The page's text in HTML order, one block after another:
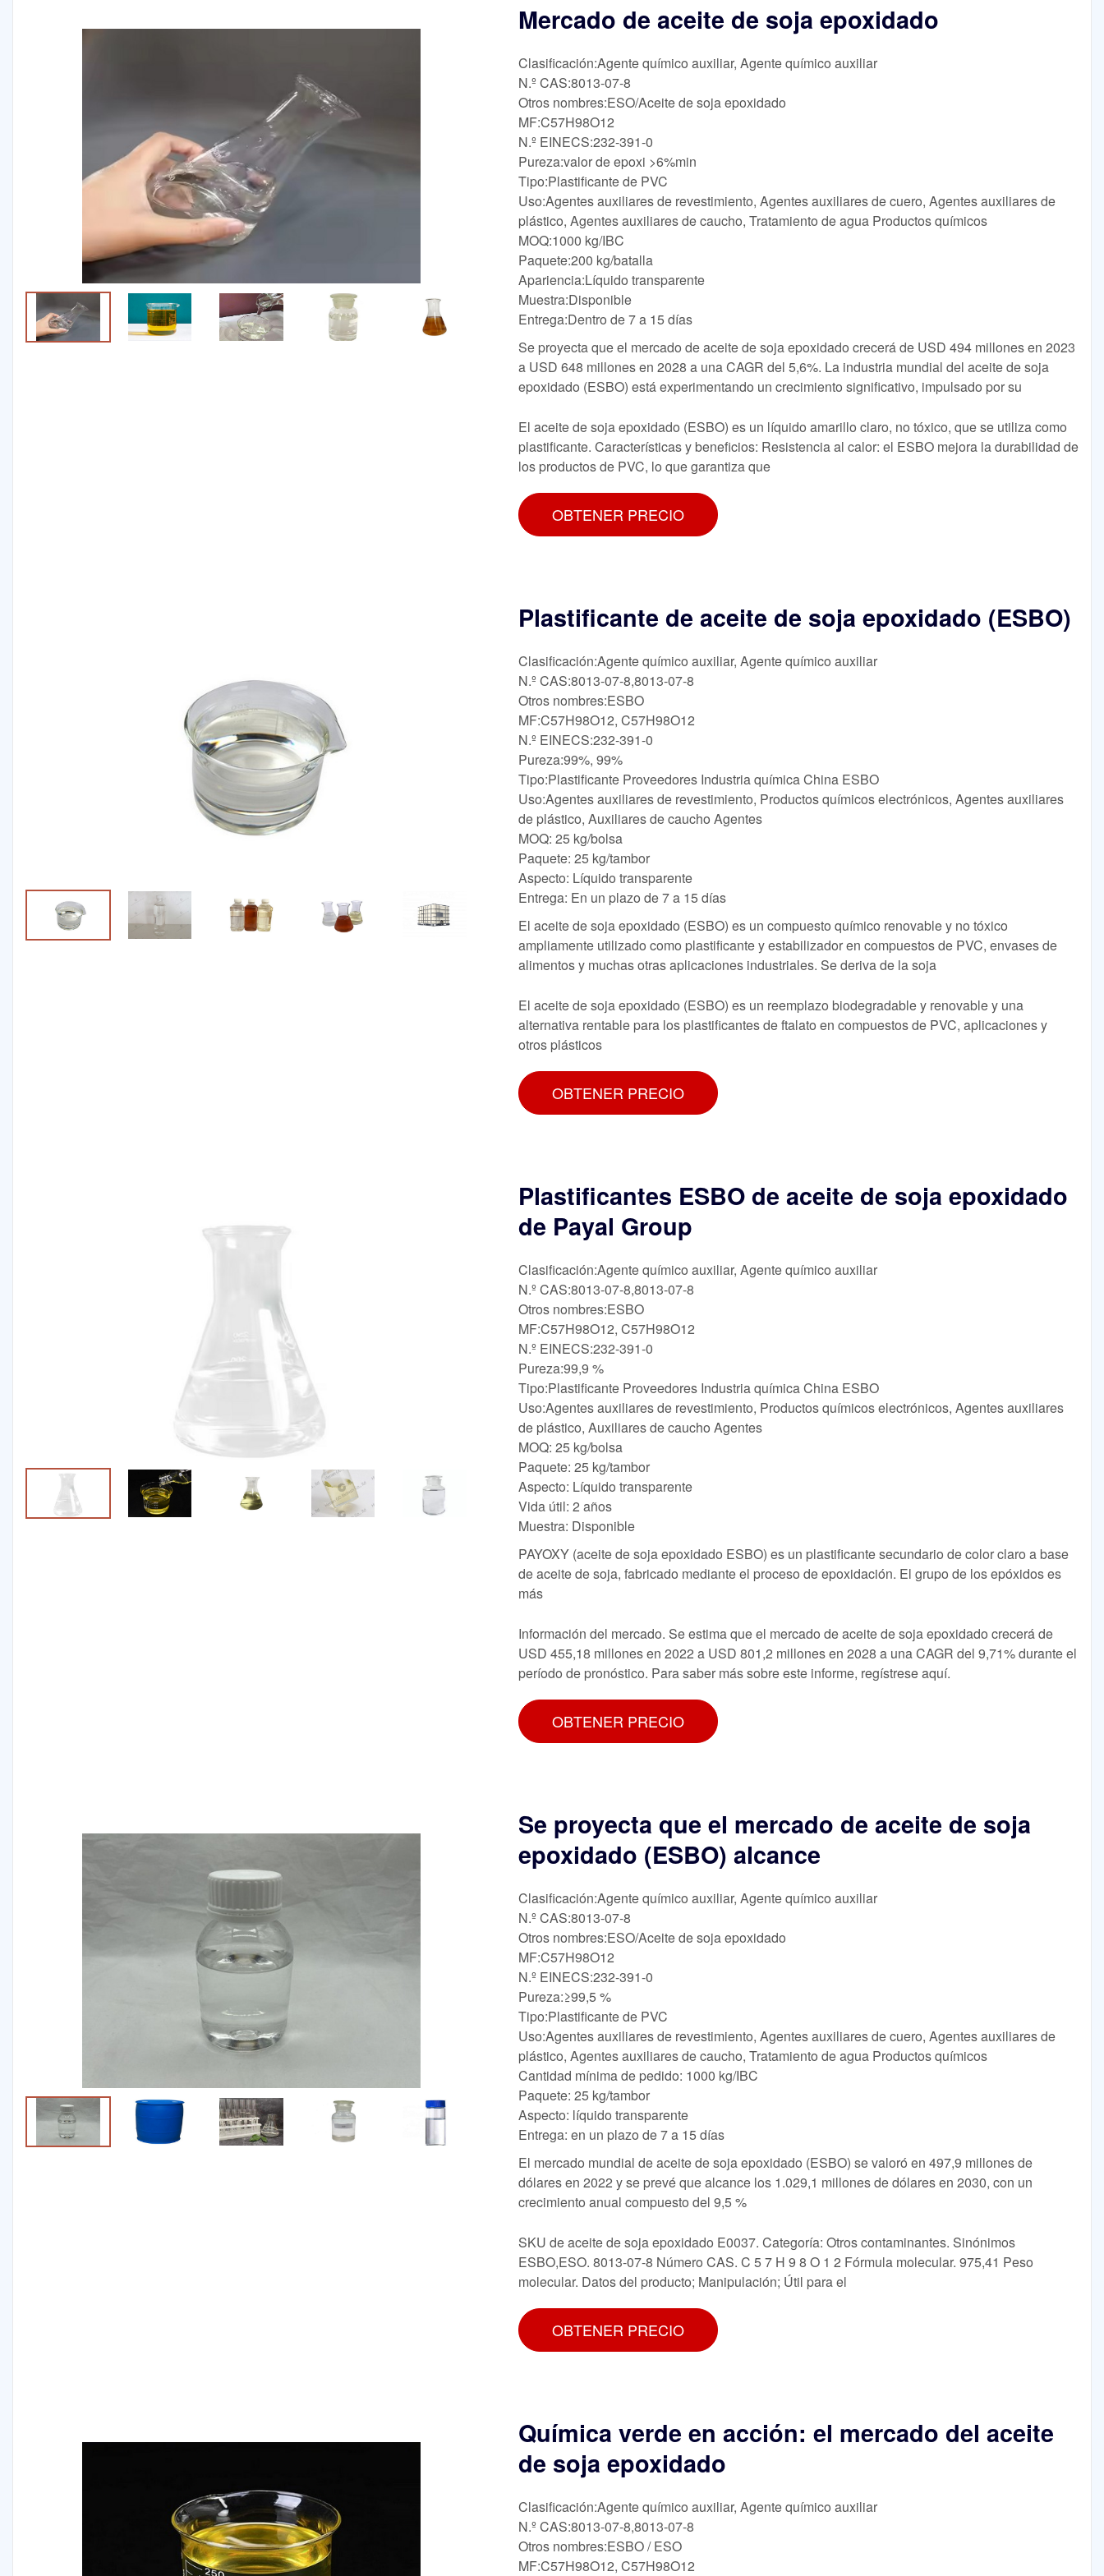
Mercado de aceite de soja epoxidado
Clasificación:Agente químico auxiliar, Agente químico auxiliar
N.º CAS:8013-07-8
Otros nombres:ESO/Aceite de soja epoxidado
MF:C57H98O12
N.º EINECS:232-391-0
Pureza:valor de epoxi >6%min
Tipo:Plastificante de PVC
Uso:Agentes auxiliares de revestimiento, Agentes auxiliares de cuero, Agentes auxiliares de
plástico, Agentes auxiliares de caucho, Tratamiento de agua Productos químicos
MOQ:1000 kg/IBC
Paquete:200 kg/batalla
Apariencia:Líquido transparente
Muestra:Disponible
Entrega:Dentro de 7 a 15 días
Se proyecta que el mercado de aceite de soja epoxidado crecerá de USD 494 millones en 2023
a USD 648 millones en 2028 a una CAGR del 5,6%. La industria mundial del aceite de soja
epoxidado (ESBO) está experimentando un crecimiento significativo, impulsado por su
El aceite de soja epoxidado (ESBO) es un líquido amarillo claro, no tóxico, que se utiliza como
plastificante. Características y beneficios: Resistencia al calor: el ESBO mejora la durabilidad de
los productos de PVC, lo que garantiza que
OBTENER PRECIO
Plastificante de aceite de soja epoxidado (ESBO)
Clasificación:Agente químico auxiliar, Agente químico auxiliar
N.º CAS:8013-07-8,8013-07-8
Otros nombres:ESBO
MF:C57H98O12, C57H98O12
N.º EINECS:232-391-0
Pureza:99%, 99%
Tipo:Plastificante Proveedores Industria química China ESBO
Uso:Agentes auxiliares de revestimiento, Productos químicos electrónicos, Agentes auxiliares
de plástico, Auxiliares de caucho Agentes
MOQ: 25 kg/bolsa
Paquete: 25 kg/tambor
Aspecto: Líquido transparente
Entrega: En un plazo de 7 a 15 días
El aceite de soja epoxidado (ESBO) es un compuesto químico renovable y no tóxico
ampliamente utilizado como plastificante y estabilizador en compuestos de PVC, envases de
alimentos y muchas otras aplicaciones industriales. Se deriva de la soja
El aceite de soja epoxidado (ESBO) es un reemplazo biodegradable y renovable y una
alternativa rentable para los plastificantes de ftalato en compuestos de PVC, aplicaciones y
otros plásticos
OBTENER PRECIO
Plastificantes ESBO de aceite de soja epoxidado
de Payal Group
Clasificación:Agente químico auxiliar, Agente químico auxiliar
N.º CAS:8013-07-8,8013-07-8
Otros nombres:ESBO
MF:C57H98O12, C57H98O12
N.º EINECS:232-391-0
Pureza:99,9 %
Tipo:Plastificante Proveedores Industria química China ESBO
Uso:Agentes auxiliares de revestimiento, Productos químicos electrónicos, Agentes auxiliares
de plástico, Auxiliares de caucho Agentes
MOQ: 25 kg/bolsa
Paquete: 25 kg/tambor
Aspecto: Líquido transparente
Vida útil: 2 años
Muestra: Disponible
PAYOXY (aceite de soja epoxidado ESBO) es un plastificante secundario de color claro a base
de aceite de soja, fabricado mediante el proceso de epoxidación. El grupo de los epóxidos es
más
Información del mercado. Se estima que el mercado de aceite de soja epoxidado crecerá de
USD 455,18 millones en 2022 a USD 801,2 millones en 2028 a una CAGR del 9,71% durante el
período de pronóstico. Para saber más sobre este informe, regístrese aquí.
OBTENER PRECIO
Se proyecta que el mercado de aceite de soja
epoxidado (ESBO) alcance
Clasificación:Agente químico auxiliar, Agente químico auxiliar
N.º CAS:8013-07-8
Otros nombres:ESO/Aceite de soja epoxidado
MF:C57H98O12
N.º EINECS:232-391-0
Pureza:≥99,5 %
Tipo:Plastificante de PVC
Uso:Agentes auxiliares de revestimiento, Agentes auxiliares de cuero, Agentes auxiliares de
plástico, Agentes auxiliares de caucho, Tratamiento de agua Productos químicos
Cantidad mínima de pedido: 1000 kg/IBC
Paquete: 25 kg/tambor
Aspecto: líquido transparente
Entrega: en un plazo de 7 a 15 días
El mercado mundial de aceite de soja epoxidado (ESBO) se valoró en 497,9 millones de
dólares en 2022 y se prevé que alcance los 1.029,1 millones de dólares en 2030, con un
crecimiento anual compuesto del 9,5 %
SKU de aceite de soja epoxidado E0037. Categoría: Otros contaminantes. Sinónimos
ESBO,ESO. 8013-07-8 Número CAS. C 5 7 H 9 8 O 1 2 Fórmula molecular. 975,41 Peso
molecular. Datos del producto; Manipulación; Útil para el
OBTENER PRECIO
Química verde en acción: el mercado del aceite
de soja epoxidado
Clasificación:Agente químico auxiliar, Agente químico auxiliar
N.º CAS:8013-07-8,8013-07-8
Otros nombres:ESBO / ESO
MF:C57H98O12, C57H98O12